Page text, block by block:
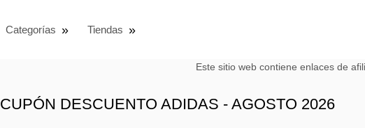
Categorías Tiendas
Este sitio web contiene enlaces de
CUPÓN DESCUENTO ADIDAS - AGOSTO 2026